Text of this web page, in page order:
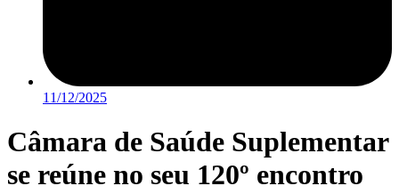
11/12/2025
Câmara de Saúde Suplementar
se reúne no seu 120º encontro